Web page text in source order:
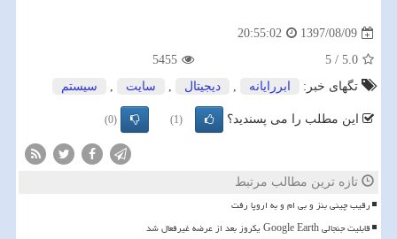
1397/08/09
20:55:02
5.0
/
5
5455
تگهای خبر:
ابررایانه , دیجیتال , سایت , سیستم
این مطلب را می پسندید؟ (1)
(0)
تازه ترین مطالب مرتبط
رقیب چینی بنز و بی ام و به اروپا رفت
قابلیت جنجالی Google Earth یکروز بعد از عرضه غیرفعال شد